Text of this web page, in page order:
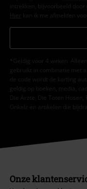
intrekken, bijvoorbeeld door
Hier kan ik me afmelden
*Geldig voor 4 weken.
gebruikt in combinatie met
de code wordt de korting
geldig op boeken, media,
Die Ärzte, Die Toten
Onkelz en artikelen die
Onze